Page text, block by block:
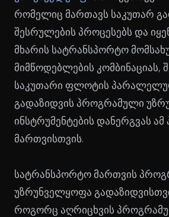
რომელიც მართავს საკუთარ
შესრულების პროცესებს და
მხარის სატრანსპორტო
მიმწოდებლების კომბინაციას,
საკუთარი ფლოტის
გადაზიდვის პროგრამული
ინსტრუმენტების დანერგვას ამ
მართვისთვის.
სატრანსპორტო მართვის
უზრუნველყოფა
როგორც აღრიცხვის